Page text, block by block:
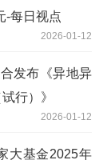
-每日视点
2026-01-12
发布《异地异
行）》
2026-01-12
大基金2025年